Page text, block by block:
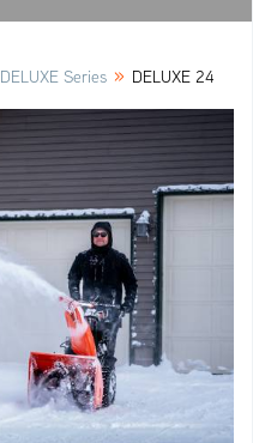
DELUXE Series » DELUXE 24